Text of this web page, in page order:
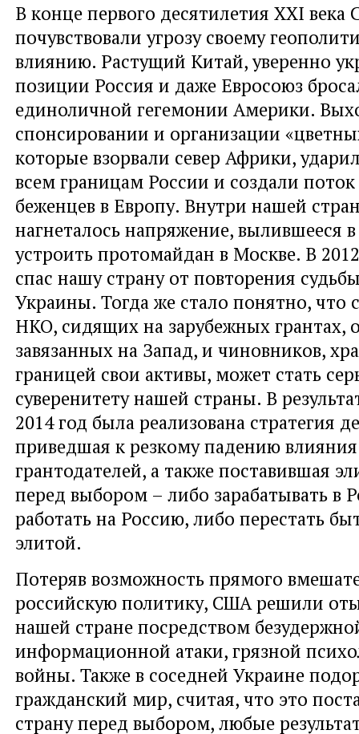
В конце первого десятилетия XXI века
почувствовали угрозу своему
влиянию. Растущий Китай, уверенно
позиции Россия и даже Евросоюз
единоличной гегемонии Америки.
спонсировании и организации
которые взорвали север Африки,
всем границам России и создали
беженцев в Европу. Внутри нашей
нагнеталось напряжение, вылившееся
устроить протомайдан в Москве. В
спас нашу страну от повторения
Украины. Тогда же стало понятно, что
НКО, сидящих на зарубежных грантах,
завязанных на Запад, и чиновников,
границей свои активы, может стать
суверенитету нашей страны. В
2014 год была реализована стратегия
приведшая к резкому падению
грантодателей, а также поставившая
перед выбором – либо зарабатывать в
работать на Россию, либо перестать
элитой.
Потеряв возможность прямого
российскую политику, США решили
нашей стране посредством
информационной атаки, грязной
войны. Также в соседней Украине
гражданский мир, считая, что это
страну перед выбором, любые